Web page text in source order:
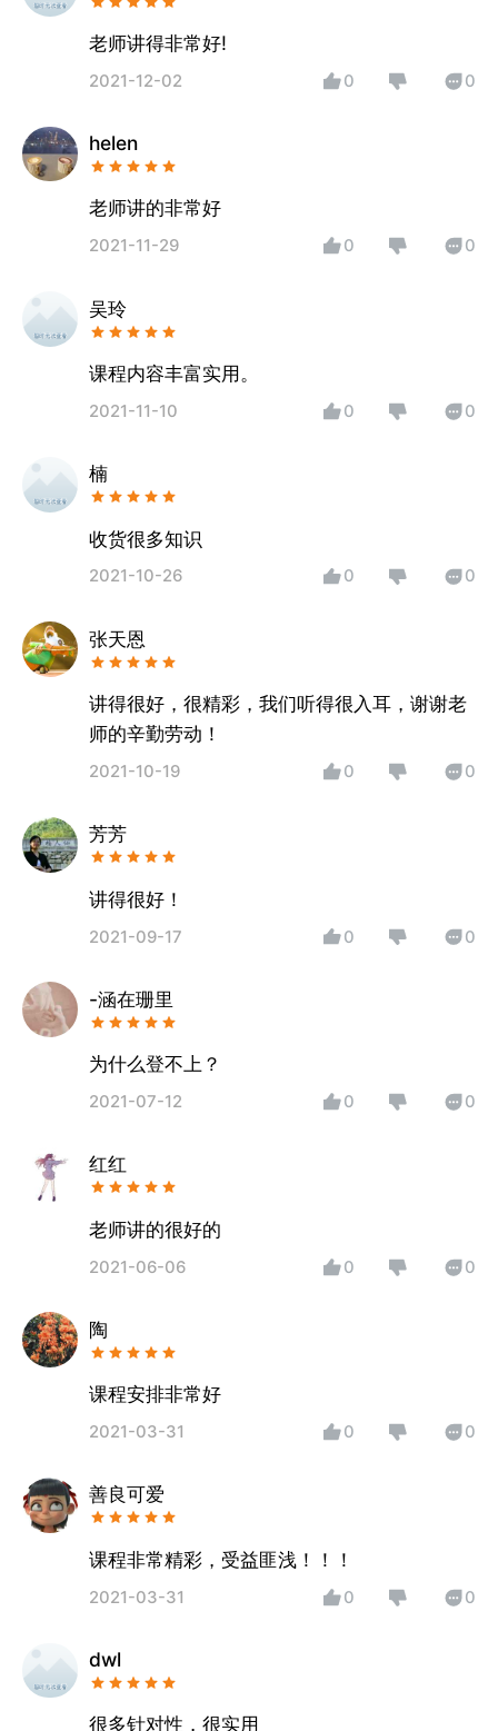
老师讲得非常好!
2021-12-02 0 0
helen
老师讲的非常好
2021-11-29 0 0
吴玲
课程内容丰富实用。
2021-11-10 0 0
楠
收货很多知识
2021-10-26 0 0
张天恩
讲得很好，很精彩，我们听得很入耳，谢谢老
师的辛勤劳动！
2021-10-19 0 0
芳芳
讲得很好！
2021-09-17 0 0
-涵在珊里
为什么登不上？
2021-07-12 0 0
红红
老师讲的很好的
2021-06-06 0 0
陶
课程安排非常好
2021-03-31 0 0
善良可爱
课程非常精彩，受益匪浅！！！
2021-03-31 0 0
dwl
很多针对性，很实用